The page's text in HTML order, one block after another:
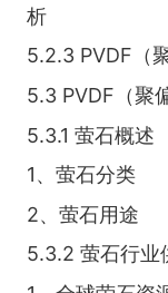
析
5.2.3 PVDF（
5.3 PVDF（聚
5.3.1 萤石概述
1、萤石分类
2、萤石用途
5.3.2 萤石行业